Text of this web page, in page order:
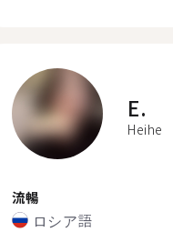
E.
Heihe
流暢
ロシア語